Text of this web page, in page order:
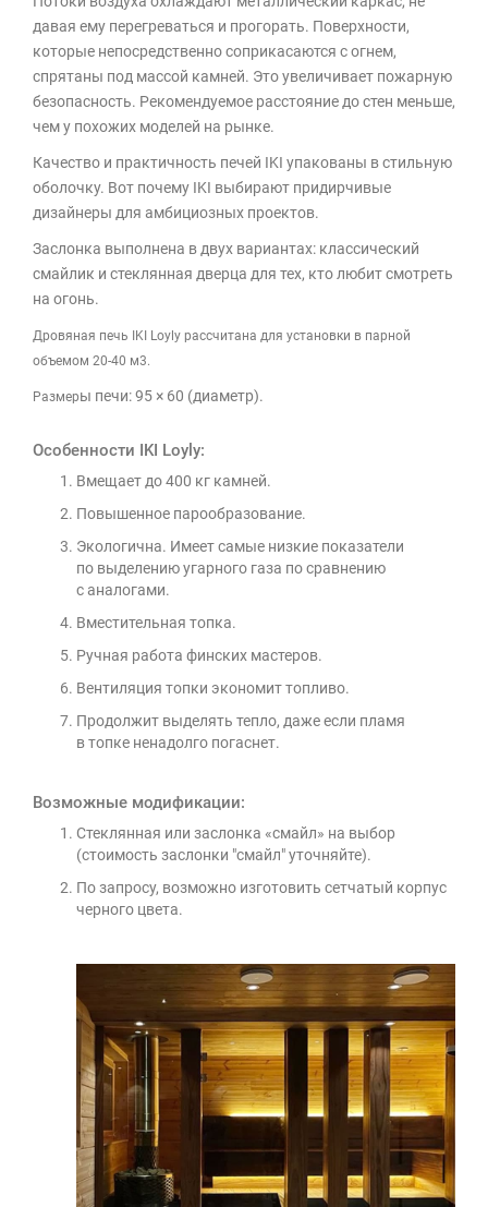
давая ему перегреваться и прогорать. Поверхности,
которые непосредственно соприкасаются с огнем,
спрятаны под массой камней. Это увеличивает пожарную
безопасность. Рекомендуемое расстояние до стен меньше,
чем у похожих моделей на рынке.
Качество и практичность печей IKI упакованы в стильную
оболочку. Вот почему IKI выбирают придирчивые
дизайнеры для амбициозных проектов.
Заслонка выполнена в двух вариантах: классический
смайлик и стеклянная дверца для тех, кто любит смотреть
на огонь.
Дровяная печь IKI Loyly рассчитана для установки в парной
объемом 20-40 м3.
Размеры печи: 95 × 60 (диаметр).
Особенности IKI Loyly:
Вмещает до 400 кг камней.
Повышенное парообразование.
Экологична. Имеет самые низкие показатели
по выделению угарного газа по сравнению
с аналогами.
Вместительная топка.
Ручная работа финских мастеров.
Вентиляция топки экономит топливо.
Продолжит выделять тепло, даже если пламя
в топке ненадолго погаснет.
Возможные модификации:
Стеклянная или заслонка «смайл» на выбор
(стоимость заслонки "смайл" уточняйте).
По запросу, возможно изготовить сетчатый корпус
черного цвета.